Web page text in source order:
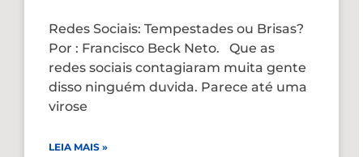
Redes Sociais: Tempestades ou Brisas?
Por : Francisco Beck Neto. Que as
redes sociais contagiaram muita gente
disso ninguém duvida. Parece até uma
virose
LEIA MAIS »